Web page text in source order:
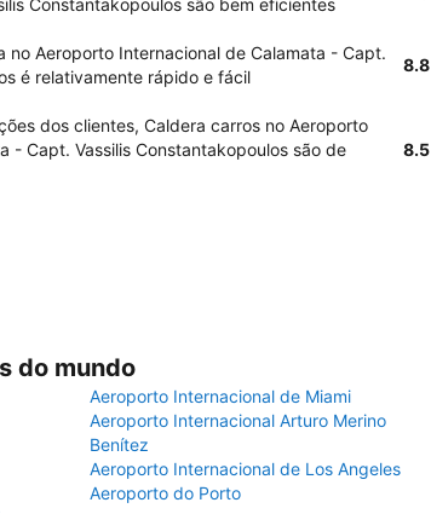
Constantakopoulos são bem eficientes
no Aeroporto Internacional de Calamata - Capt.
é relativamente rápido e fácil
8.8
dos clientes, Caldera carros no Aeroporto
- Capt. Vassilis Constantakopoulos são de
8.5
do mundo
Aeroporto Internacional de Miami
Aeroporto Internacional Arturo Merino
Benítez
Aeroporto Internacional de Los Angeles
Aeroporto do Porto